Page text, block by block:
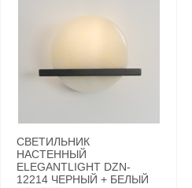
СВЕТИЛЬНИК
НАСТЕННЫЙ
ELEGANTLIGHT DZN-
12214 ЧЕРНЫЙ + БЕЛЫЙ